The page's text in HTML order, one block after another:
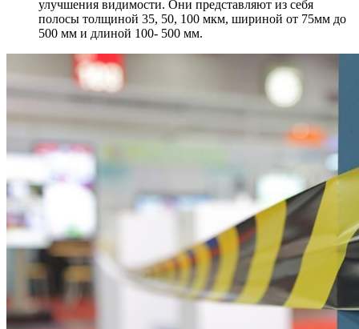
улучшения видимости. Они представляют из себя
полосы толщиной 35, 50, 100 мкм, шириной от 75мм до
500 мм и длиной 100- 500 мм.